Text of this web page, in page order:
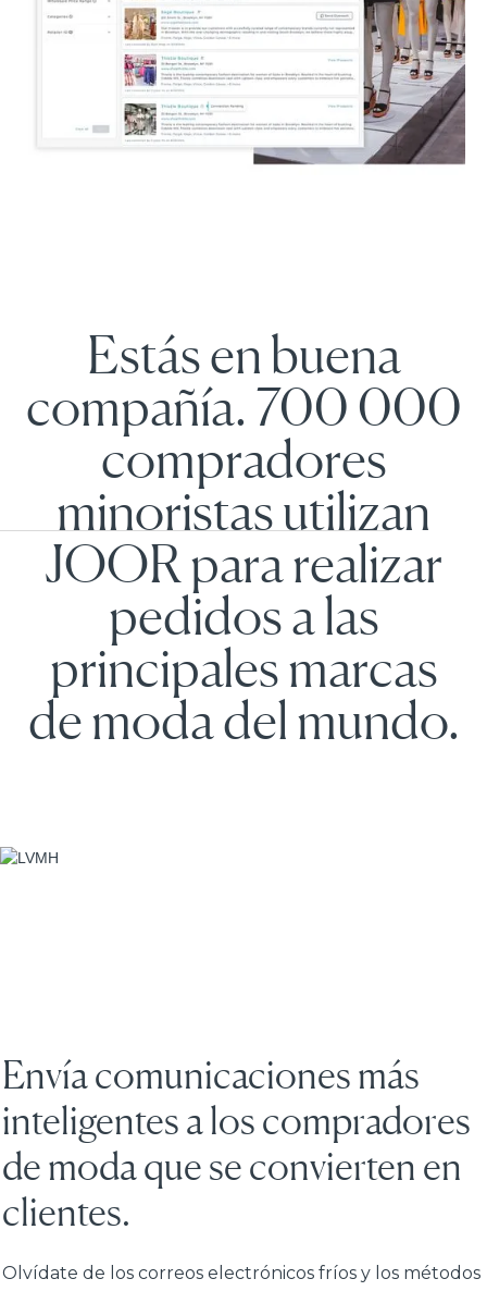
Estás en buena
compañía. 700 000
compradores
minoristas utilizan
JOOR para realizar
pedidos a las
principales marcas
de moda del mundo.
Envía comunicaciones más
inteligentes a los compradores
de moda que se convierten en
clientes.
Olvídate de los correos electrónicos fríos y los métodos